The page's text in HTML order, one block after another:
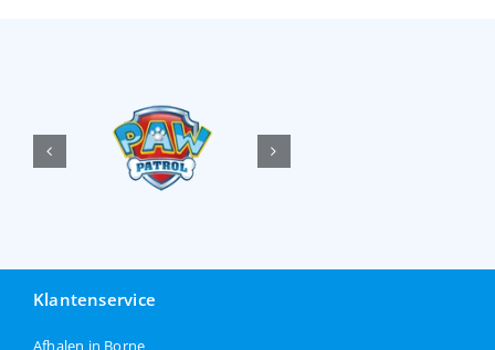
Klantenservice
Afhalen in Borne